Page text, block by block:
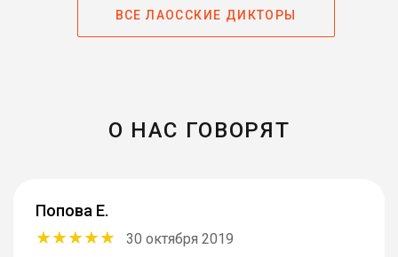
ВСЕ ЛАОССКИЕ ДИКТОРЫ
О НАС ГОВОРЯТ
Попова Е.
30 октября 2019